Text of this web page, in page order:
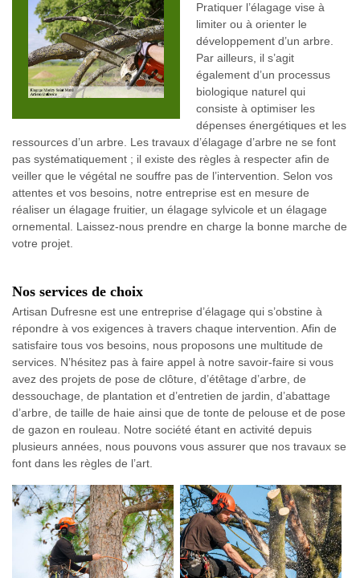
Pratiquer l’élagage vise à
limiter ou à orienter le
développement d’un arbre.
Par ailleurs, il s’agit
également d’un processus
biologique naturel qui
consiste à optimiser les
dépenses énergétiques et les
ressources d’un arbre. Les travaux d’élagage d’arbre ne se font
pas systématiquement ; il existe des règles à respecter afin de
veiller que le végétal ne souffre pas de l’intervention. Selon vos
attentes et vos besoins, notre entreprise est en mesure de
réaliser un élagage fruitier, un élagage sylvicole et un élagage
ornemental. Laissez-nous prendre en charge la bonne marche de
votre projet.
Nos services de choix
Artisan Dufresne est une entreprise d’élagage qui s’obstine à
répondre à vos exigences à travers chaque intervention. Afin de
satisfaire tous vos besoins, nous proposons une multitude de
services. N’hésitez pas à faire appel à notre savoir-faire si vous
avez des projets de pose de clôture, d’étêtage d’arbre, de
dessouchage, de plantation et d’entretien de jardin, d’abattage
d’arbre, de taille de haie ainsi que de tonte de pelouse et de pose
de gazon en rouleau. Notre société étant en activité depuis
plusieurs années, nous pouvons vous assurer que nos travaux se
font dans les règles de l’art.